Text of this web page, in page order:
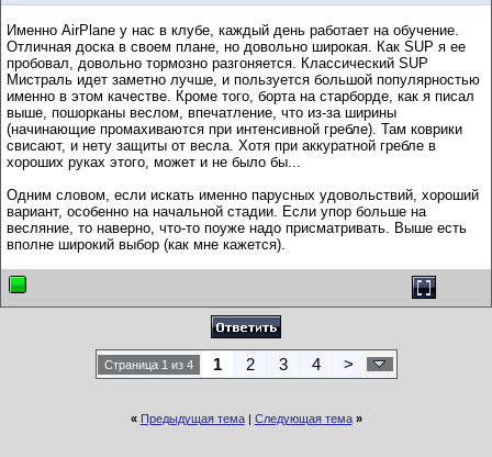
Именно AirPlane у нас в клубе, каждый день работает на обучение.
Отличная доска в своем плане, но довольно широкая. Как SUP я ее
пробовал, довольно тормозно разгоняется. Классический SUP
Мистраль идет заметно лучше, и пользуется большой популярностью
именно в этом качестве. Кроме того, борта на старборде, как я писал
выше, пошорканы веслом, впечатление, что из-за ширины
(начинающие промахиваются при интенсивной гребле). Там коврики
свисают, и нету защиты от весла. Хотя при аккуратной гребле в
хороших руках этого, может и не было бы...
Одним словом, если искать именно парусных удовольствий, хороший
вариант, особенно на начальной стадии. Если упор больше на
весляние, то наверно, что-то поуже надо присматривать. Выше есть
вполне широкий выбор (как мне кажется).
Страница 1 из 4 1 2 3 4 >
« Предыдущая тема| Следующая тема »